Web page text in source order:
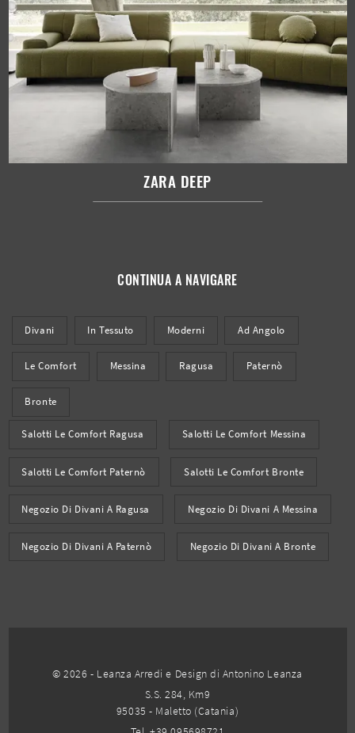
ZARA DEEP
CONTINUA A NAVIGARE
Divani In Tessuto Moderni Ad Angolo
Le Comfort Messina Ragusa Paternò
Bronte
Salotti Le Comfort Ragusa Salotti Le Comfort Messina
Salotti Le Comfort Paternò Salotti Le Comfort Bronte
Negozio Di Divani A Ragusa Negozio Di Divani A Messina
Negozio Di Divani A Paternò Negozio Di Divani A Bronte
© 2026 - Leanza Arredi e Design di Antonino Leanza
S.S. 284, Km9
95035 - Maletto (Catania)